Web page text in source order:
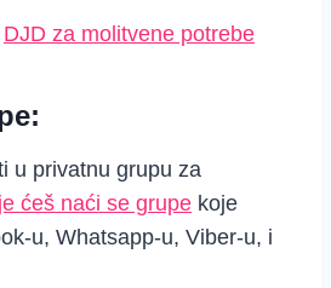
DJD za molitvene potrebe
u privatnu grupu za
ćeš naći se grupe koje
u, Whatsapp-u, Viber-u, i